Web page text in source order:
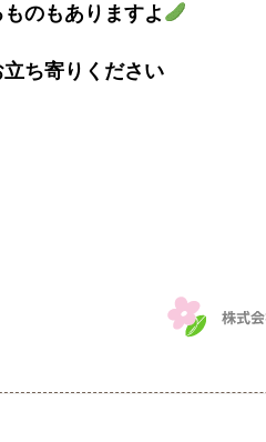
のもありますよ
ち寄りください